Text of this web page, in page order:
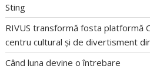
Sting
RIVUS transformă fosta platformă
centru cultural și de divertisment
Când luna devine o întrebare